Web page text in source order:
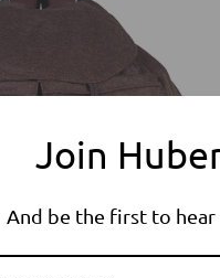
Join
And be the first to